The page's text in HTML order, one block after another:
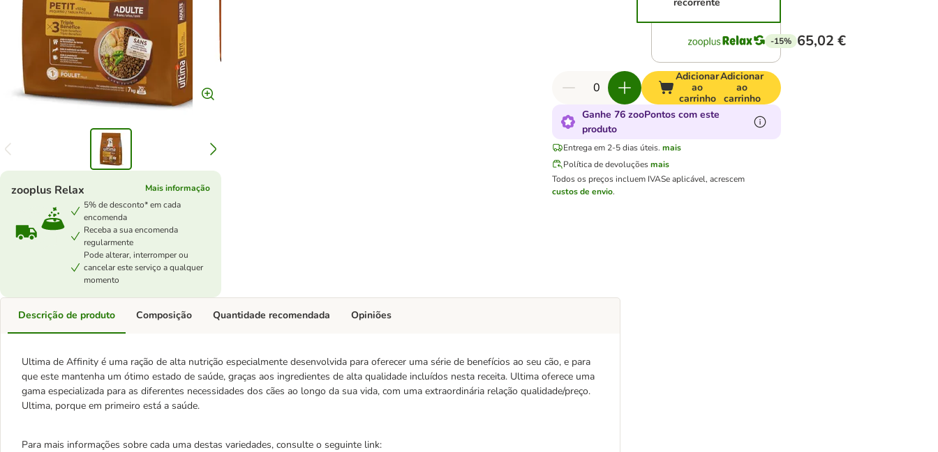
zooplus Relax
Mais informação
5% de desconto* em cada
encomenda
Receba a sua encomenda
regularmente
Pode alterar, interromper ou
cancelar este serviço a qualquer
momento
-15% 65,02 €
Adicionar
ao
carrinho
Adicionar
ao
carrinho
Ganhe 76 zooPontos com este
produto
Entrega em 2-5 dias úteis. mais
Política de devoluçõesmais
Todos os preços incluem IVASe aplicável, acrescem
custos de envio.
Descrição de produto
Ultima de Affinity é uma ração de alta nutrição especialmente desenvolvida para oferecer uma série de benefícios ao seu cão, e para
que este mantenha um ótimo estado de saúde, graças aos ingredientes de alta qualidade incluídos nesta receita. Ultima oferece uma
gama especializada para as diferentes necessidades dos cães ao longo da sua vida, com uma extraordinária relação qualidade/preço.
Ultima, porque em primeiro está a saúde.
Para mais informações sobre cada uma destas variedades, consulte o seguinte link:
Composição Quantidade recomendada Opiniões